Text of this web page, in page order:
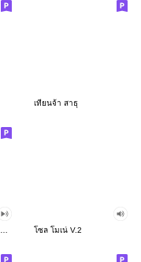
เทียนจ้า สาธุ
ดึ๊บ ดึ๊บ มีเสียงแน้ววว ยี่สิบสอง โซล โมเน่ V.2